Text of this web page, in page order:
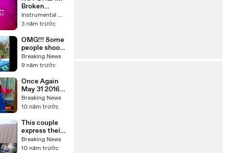
CWEEN
COVER )
Broken
Melodies
(INSTRUMEN
Instrumental World
3 năm trước
OMG!!! Some
people shoot
for the stars I
shoot for the
Breaking News
9 năm trước
Once Again
May 31 2016
Part 1
Breaking News
10 năm trước
This couple
express their
love through a
video!
Breaking News
10 năm trước